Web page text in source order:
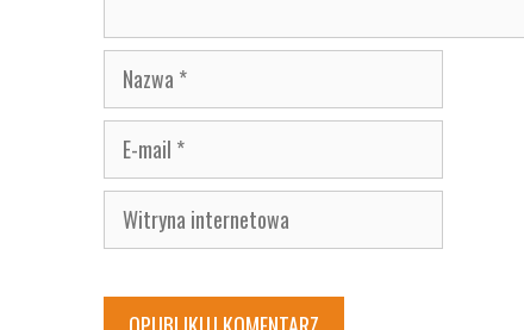
Nazwa
E-
mail
Witryna
internetowa